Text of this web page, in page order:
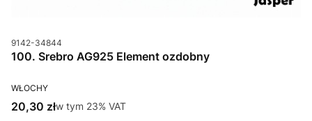
Kod produktu
9142-34844
100. Srebro AG925 Element ozdobny
PRODUCENT
WŁOCHY
Cena brutto
20,30 złw tym %s VAT
w tym 23% VAT